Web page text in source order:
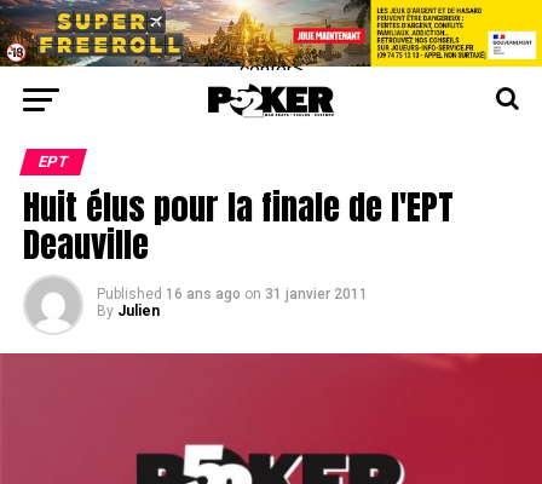
center>
EPT
Huit élus pour la finale de l'EPT
Deauville
Published 16 ans ago on 31 janvier 2011
By Julien